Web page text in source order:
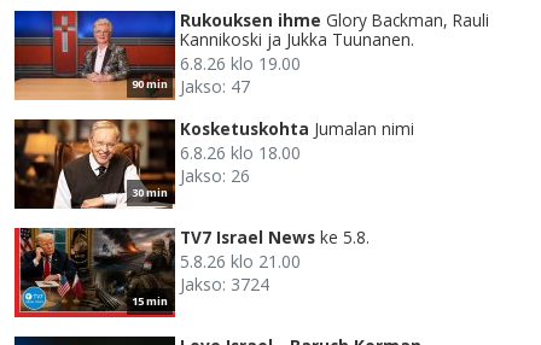
90 min
Rukouksen ihme Glory Backman, Rauli
Kannikoski ja Jukka Tuunanen.
6.8.26 klo 19.00
Jakso: 47
30 min
Kosketuskohta Jumalan nimi
6.8.26 klo 18.00
Jakso: 26
15 min
TV7 Israel News ke 5.8.
5.8.26 klo 21.00
Jakso: 3724